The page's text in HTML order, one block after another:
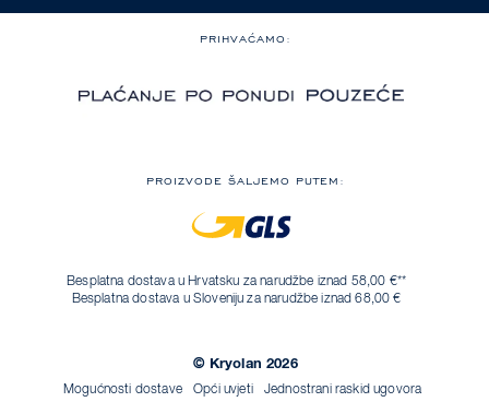
PRIHVAĆAMO:
PROIZVODE ŠALJEMO PUTEM:
Besplatna dostava u Hrvatsku za narudžbe iznad 58,00 €**
Besplatna dostava u Sloveniju za narudžbe iznad 68,00 €
© Kryolan 2026
Mogućnosti dostave Opći uvjeti Jednostrani raskid ugovora